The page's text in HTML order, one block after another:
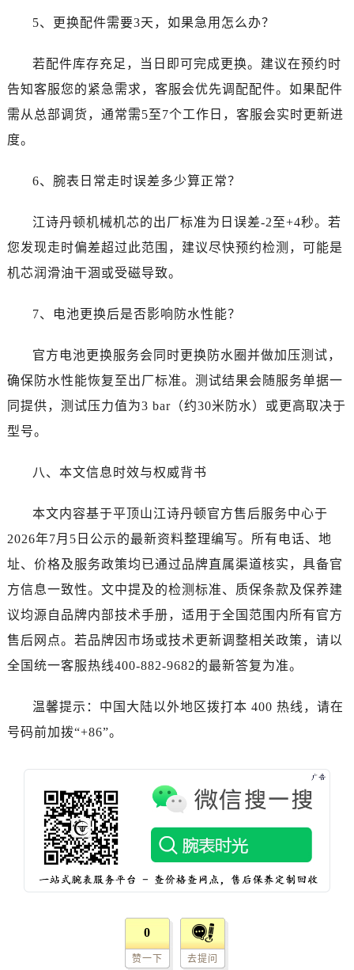
云南省临沧市临翔区世纪路江诗丹顿售后服务中心（需提前预约）
云南省怒江傈僳族自治州泸水市人民路江诗丹顿售后服务中心（需提前预约）
云南省普洱市思茅区振兴大道江诗丹顿售后服务中心（需提前预约）
云南省昭通市昭阳区青年路江诗丹顿售后服务中心（需提前预约）
重庆市江北区观音桥步行街2号融恒时代广场9层902室江诗丹顿售后服务中心（需提前预约）
广东省佛山市禅城区季华五路57号万科金融中心C座12层1205室江诗丹顿售后服务中心（需提前预约）
广东省东莞市东城街道鸿福东路1号民盈国贸中心T1写字楼9层907室江诗丹顿售后服务中心（需提前预约）
江苏省无锡市梁溪区人民中路139号恒隆广场写字楼1座11层1104室江诗丹顿售后服务中心（需提前预约）
安徽省合肥市蜀山区潜山路111号万象城华润大厦B座12楼03室江诗丹顿售后服务中心（需提前预约）
福建省泉州市丰泽区宝洲路729号浦西万达中心写字楼A座7楼709室江诗丹顿售后服务中心（需提前预约）
山东省青岛市南区山东路6号华润大厦B座22层04室江诗丹顿售后服务中心（需提前预约）
山东省烟台市芝罘区胜利路139号万达金融中心A座907室江诗丹顿售后服务中心（需提前预约）
云南省昆明市盘龙区北京路928号同德昆明广场写字楼10层06室江诗丹顿售后服务中心（需提前预约）
海南省海口市龙华区金贸东路5号海口华润大厦B座17层1707室江诗丹顿售后服务中心（需提前预约）
呼和浩特市玉泉区大学西街70号华润万象城写字楼（鄂尔多斯大厦）23层2326室江诗丹顿售后服务中心（需提前预约）
节假日正常营业！
5、更换配件需要3天，如果急用怎么办？
若配件库存充足，当日即可完成更换。建议在预约时
告知客服您的紧急需求，客服会优先调配配件。如果配件
需从总部调货，通常需5至7个工作日，客服会实时更新进
度。
6、腕表日常走时误差多少算正常？
江诗丹顿机械机芯的出厂标准为日误差-2至+4秒。若
您发现走时偏差超过此范围，建议尽快预约检测，可能是
机芯润滑油干涸或受磁导致。
7、电池更换后是否影响防水性能？
官方电池更换服务会同时更换防水圈并做加压测试，
确保防水性能恢复至出厂标准。测试结果会随服务单据一
同提供，测试压力值为3 bar（约30米防水）或更高取决于
型号。
八、本文信息时效与权威背书
本文内容基于平顶山江诗丹顿官方售后服务中心于
2026年7月5日公示的最新资料整理编写。所有电话、地
址、价格及服务政策均已通过品牌直属渠道核实，具备官
方信息一致性。文中提及的检测标准、质保条款及保养建
议均源自品牌内部技术手册，适用于全国范围内所有官方
售后网点。若品牌因市场或技术更新调整相关政策，请以
全国统一客服热线400-882-9682的最新答复为准。
温馨提示：中国大陆以外地区拨打本 400 热线，请在
号码前加拨“+86”。
0
赞一下 去提问